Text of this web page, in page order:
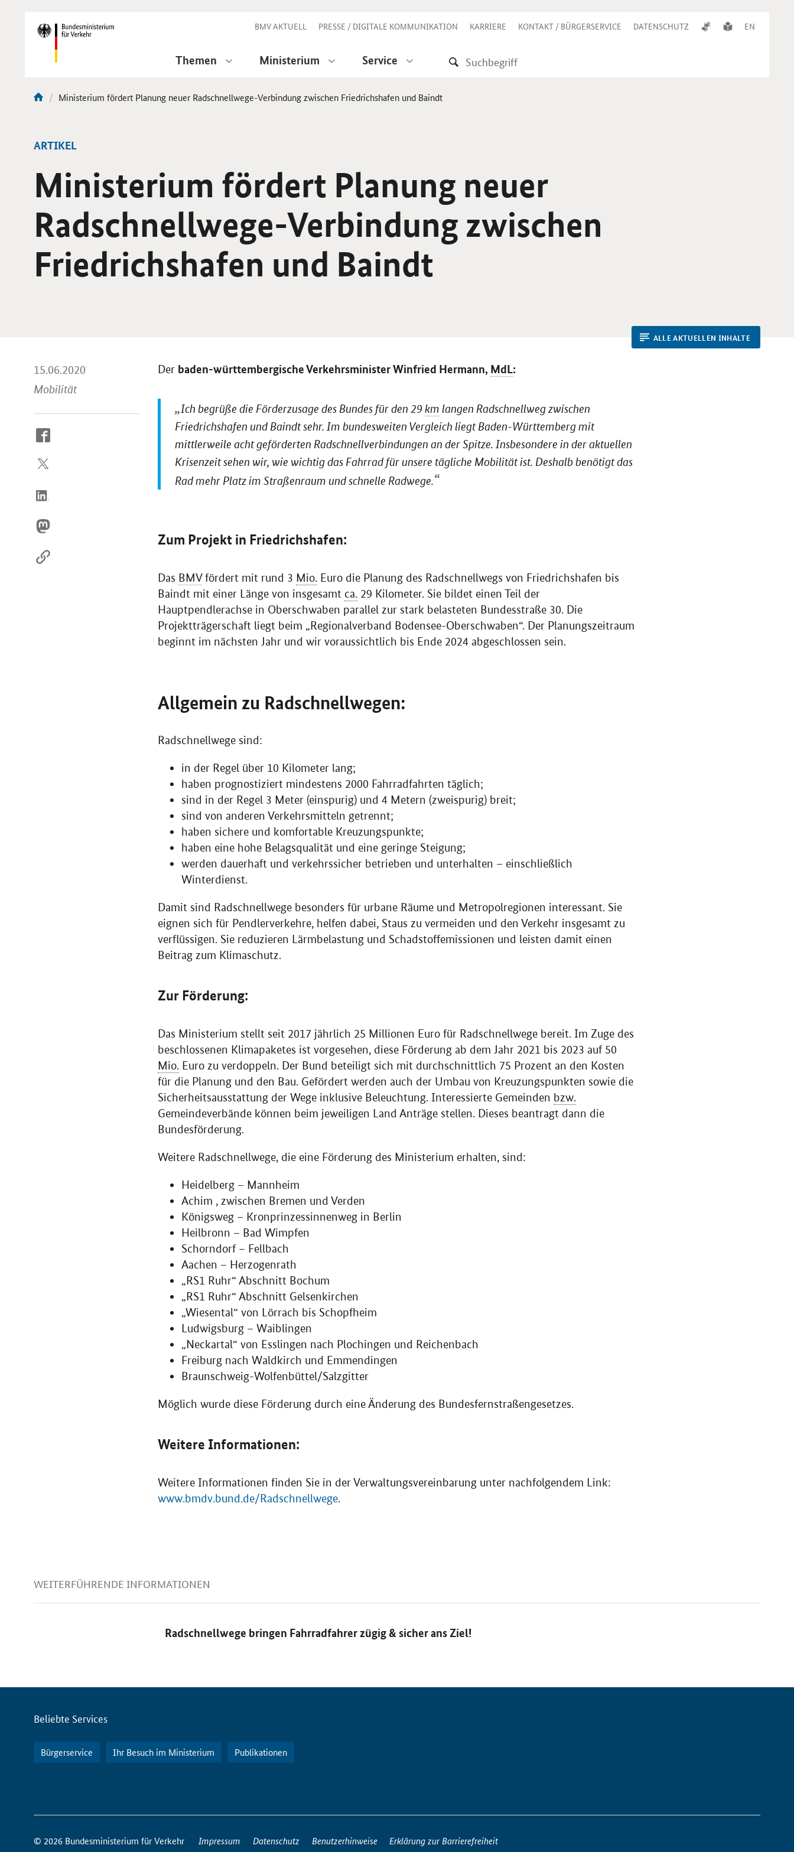
Navigation BMV AKTUELL PRESSE / DIGITALE KOMMUNIKATION KARRIERE KONTAKT / BÜRGERSERVICE DATENSCHUTZ EN
Themen Ministerium Service
Aktuelle
Ministerium fördert Planung neuer Radschnellwege-Verbindung zwischen Friedrichshafen und Baindt
ARTIKEL
Ministerium fördert Planung neuer
Radschnellwege-Verbindung zwischen
Friedrichshafen und Baindt
ALLE AKTUELLEN INHALTE
15.06.2020
Mobilität
So
Sie
Internet
Der baden-württembergische Verkehrsminister Winfried Hermann, MdL:
Ich begrüße die Förderzusage des Bundes für den 29km langen Radschnellweg zwischen
Friedrichshafen und Baindt sehr. Im bundesweiten Vergleich liegt Baden-Württemberg mit
mittlerweile acht geförderten Radschnellverbindungen an der Spitze. Insbesondere in der aktuellen
Krisenzeit sehen wir, wie wichtig das Fahrrad für unsere tägliche Mobilität ist. Deshalb benötigt das
Rad mehr Platz im Straßenraum und schnelle Radwege.
Zum Projekt in Friedrichshafen:
Das BMVfördert mit rund 3 Mio. Euro die Planung des Radschnellwegs von Friedrichshafen bis
Baindt mit einer Länge von insgesamt ca. 29 Kilometer. Sie bildet einen Teil der
Hauptpendlerachse in Oberschwaben parallel zur stark belasteten Bundesstraße 30. Die
Projektträgerschaft liegt beim „Regionalverband Bodensee-Oberschwaben“. Der Planungszeitraum
beginnt im nächsten Jahr und wir voraussichtlich bis Ende 2024 abgeschlossen sein.
Allgemein zu Radschnellwegen:
Radschnellwege sind:
in der Regel über 10 Kilometer lang;
haben prognostiziert mindestens 2000 Fahrradfahrten täglich;
sind in der Regel 3 Meter (einspurig) und 4 Metern (zweispurig) breit;
sind von anderen Verkehrsmitteln getrennt;
haben sichere und komfortable Kreuzungspunkte;
haben eine hohe Belagsqualität und eine geringe Steigung;
werden dauerhaft und verkehrssicher betrieben und unterhalten – einschließlich
Winterdienst.
Damit sind Radschnellwege besonders für urbane Räume und Metropolregionen interessant. Sie
eignen sich für Pendlerverkehre, helfen dabei, Staus zu vermeiden und den Verkehr insgesamt zu
verflüssigen. Sie reduzieren Lärmbelastung und Schadstoffemissionen und leisten damit einen
Beitrag zum Klimaschutz.
Zur Förderung:
Das Ministerium stellt seit 2017 jährlich 25 Millionen Euro für Radschnellwege bereit. Im Zuge des
beschlossenen Klimapaketes ist vorgesehen, diese Förderung ab dem Jahr 2021 bis 2023 auf 50
Mio. Euro zu verdoppeln. Der Bund beteiligt sich mit durchschnittlich 75 Prozent an den Kosten
für die Planung und den Bau. Gefördert werden auch der Umbau von Kreuzungspunkten sowie die
Sicherheitsausstattung der Wege inklusive Beleuchtung. Interessierte Gemeinden bzw.
Gemeindeverbände können beim jeweiligen Land Anträge stellen. Dieses beantragt dann die
Bundesförderung.
Weitere Radschnellwege, die eine Förderung des Ministerium erhalten, sind:
Heidelberg – Mannheim
Achim , zwischen Bremen und Verden
Königsweg – Kronprinzessinnenweg in Berlin
Heilbronn – Bad Wimpfen
Schorndorf – Fellbach
Aachen – Herzogenrath
„RS1 Ruhr“ Abschnitt Bochum
„RS1 Ruhr“ Abschnitt Gelsenkirchen
„Wiesental“ von Lörrach bis Schopfheim
Ludwigsburg – Waiblingen
„Neckartal“ von Esslingen nach Plochingen und Reichenbach
Freiburg nach Waldkirch und Emmendingen
Braunschweig-Wolfenbüttel/Salzgitter
Möglich wurde diese Förderung durch eine Änderung des Bundesfernstraßengesetzes.
Weitere Informationen:
Weitere Informationen finden Sie in der Verwaltungsvereinbarung unter nachfolgendem Link:
www.bmdv.bund.de/Radschnellwege.
WEITERFÜHRENDE INFORMATIONEN
Radschnellwege bringen Fahrradfahrer zügig & sicher ans Ziel!
Servicemenü
Beliebte Services
Bürgerservice Ihr Besuch im Ministerium Publikationen
So
Sie
© 2026 Bundesministerium für Verkehr Impressum Datenschutz Benutzerhinweise Erklärung zur Barrierefreiheit